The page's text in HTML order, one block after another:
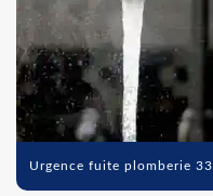
Urgence fuite plomberie 33